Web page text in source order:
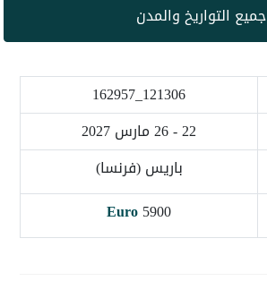
جميع التواريخ والمدن
121306_162957
22 - 26 مارس 2027
باريس (فرنسا)
5900
Euro